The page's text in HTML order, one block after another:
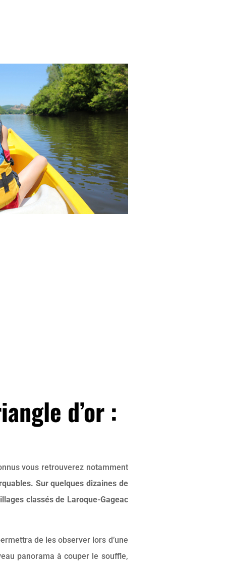
d’or :
vous retrouverez notamment
Sur quelques dizaines de
classés de Laroque-Gageac
de les observer lors d’une
panorama à couper le souffle,